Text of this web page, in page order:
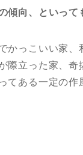
傾向、といって
かっこいい家、
際立った家、奇
てある一定の作